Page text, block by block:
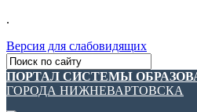
.
Версия для слабовидящих
ПОРТАЛ СИСТЕМЫ
ГОРОДА НИЖНЕВАРТОВСКА